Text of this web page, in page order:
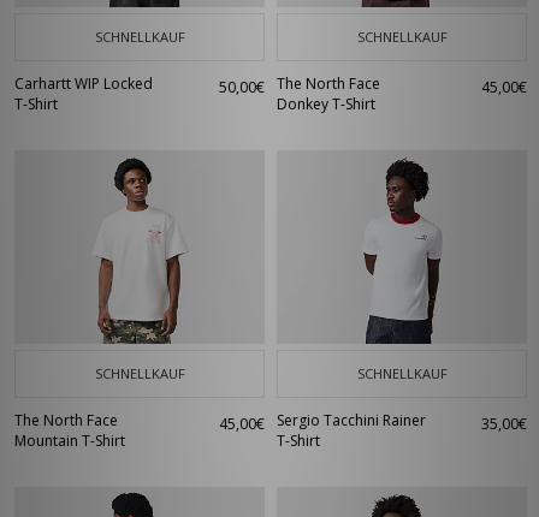
SCHNELLKAUF
Carhartt WIP Locked
T-Shirt
50,00€
SCHNELLKAUF
The North Face
Donkey T-Shirt
45,00€
SCHNELLKAUF
The North Face
Mountain T-Shirt
45,00€
SCHNELLKAUF
Sergio Tacchini Rainer
T-Shirt
35,00€